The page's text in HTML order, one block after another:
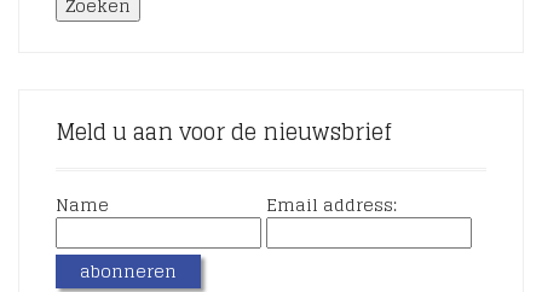
Meld u aan voor de nieuwsbrief
Name Email address: